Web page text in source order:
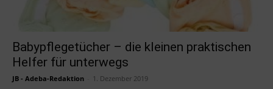
Babypflegetücher – die kleinen praktischen
Helfer für unterwegs
JB - Adeba-Redaktion 1. Dezember 2019